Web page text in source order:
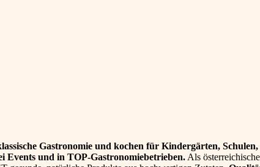
Gastronomie und kochen für Kindergärten, Schulen,
Events und in TOP-Gastronomiebetrieben. Als